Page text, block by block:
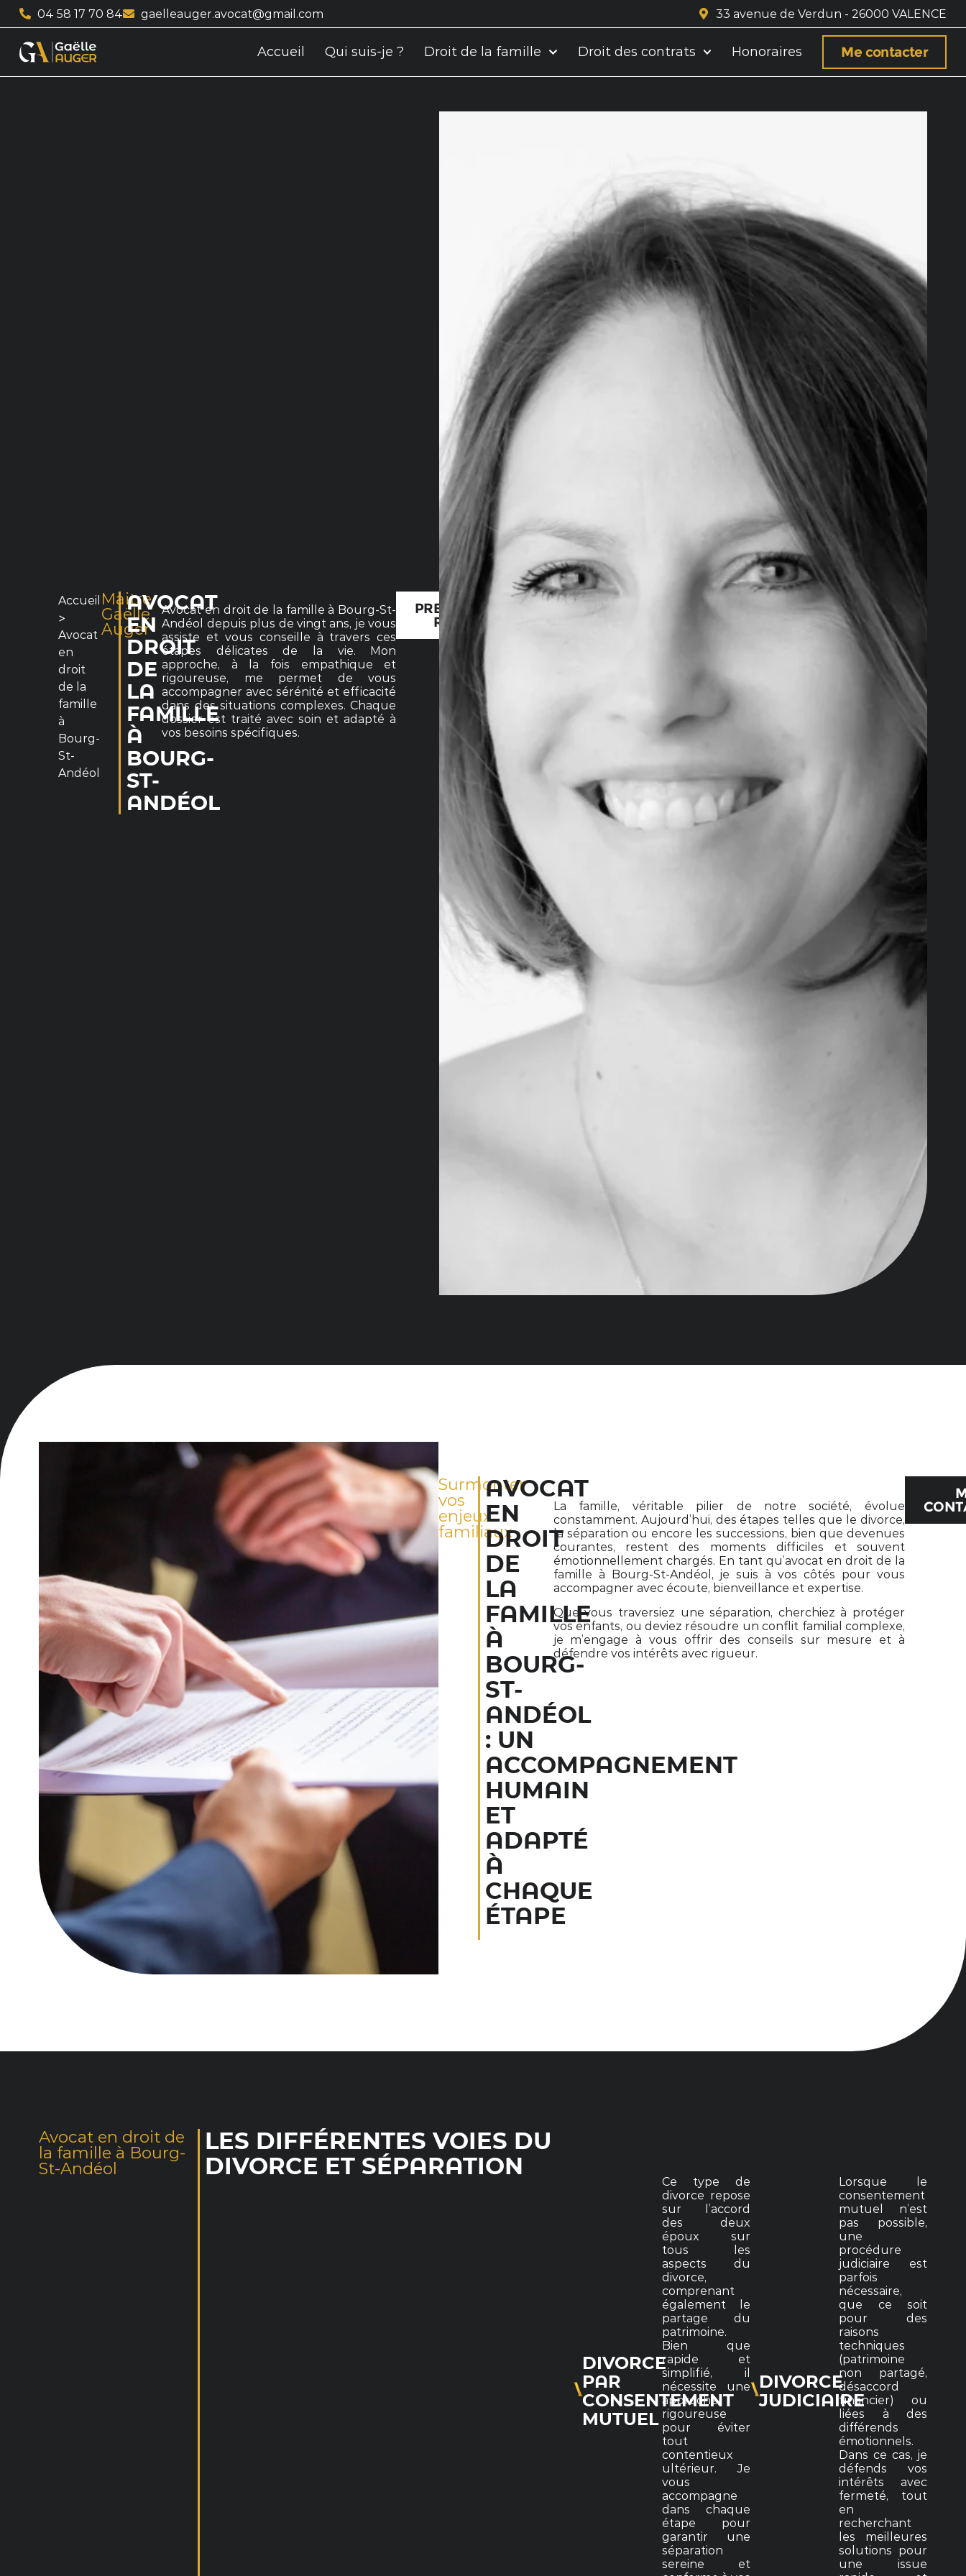
04 58 17 70 84 gaelleauger.avocat@gmail.com 33 avenue de Verdun - 26000 VALENCE
Accueil Qui suis-je ? Droit de la famille Droit des contrats Honoraires Me contacter
Accueil
>
Avocat
en
droit
de la
famille
à
Bourg-
St-
Andéol
Maitre
Gaëlle
Auger
AVOCAT
EN
DROIT
DE
LA
FAMILLE
À
BOURG-
ST-
ANDÉOL
Avocat en droit de la famille à Bourg-St-
Andéol depuis plus de vingt ans, je vous
assiste et vous conseille à travers ces
étapes délicates de la vie. Mon
approche, à la fois empathique et
rigoureuse, me permet de vous
accompagner avec sérénité et efficacité
dans des situations complexes. Chaque
dossier est traité avec soin et adapté à
vos besoins spécifiques.
PRENDRE
RDV
Surmonter
vos
enjeux
familiaux
AVOCAT
EN
DROIT
DE
LA
FAMILLE
À
BOURG-
ST-
ANDÉOL
: UN
ACCOMPAGNEMENT
HUMAIN
ET
ADAPTÉ
À
CHAQUE
ÉTAPE
La famille, véritable pilier de notre société, évolue
constamment. Aujourd’hui, des étapes telles que le divorce,
la séparation ou encore les successions, bien que devenues
courantes, restent des moments difficiles et souvent
émotionnellement chargés. En tant qu’avocat en droit de la
famille à Bourg-St-Andéol, je suis à vos côtés pour vous
accompagner avec écoute, bienveillance et expertise.
Que vous traversiez une séparation, cherchiez à protéger
vos enfants, ou deviez résoudre un conflit familial complexe,
je m’engage à vous offrir des conseils sur mesure et à
défendre vos intérêts avec rigueur.
Avocat en droit de
la famille à Bourg-
St-Andéol
LES DIFFÉRENTES VOIES DU
DIVORCE ET SÉPARATION
DIVORCE
PAR
CONSENTEMENT
MUTUEL
Ce type de
divorce repose
sur l’accord
des deux
époux sur
tous les
aspects du
divorce,
comprenant
également le
partage du
patrimoine.
Bien que
rapide et
simplifié, il
nécessite une
approche
rigoureuse
pour éviter
tout
contentieux
ultérieur. Je
vous
accompagne
dans chaque
étape pour
garantir une
séparation
sereine et
DIVORCE
JUDICIAIRE
Lorsque le
consentement
mutuel n’est
pas possible,
une
procédure
judiciaire est
parfois
nécessaire,
que ce soit
pour des
raisons
techniques
(patrimoine
non partagé,
désaccord
financier) ou
liées à des
différends
émotionnels.
Dans ce cas, je
défends vos
intérêts avec
fermeté, tout
en
recherchant
les meilleures
solutions pour
une issue